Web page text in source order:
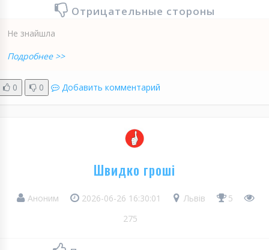
Отрицательные стороны
Не знайшла
Подробнее >>
0 0 Добавить комментарий
Швидко гроші
Аноним 2026-06-26 16:30:01 Львів
5
275